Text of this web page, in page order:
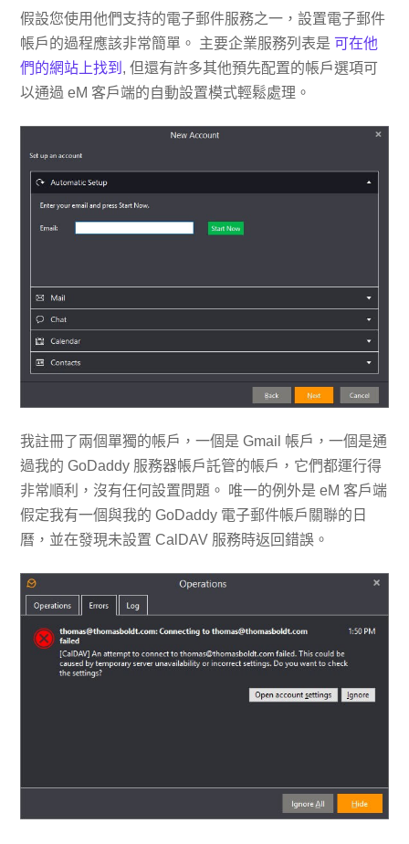
假設您使用他們支持的電子郵件服務之一，設置電子郵件
帳戶的過程應該非常簡單。 主要企業服務列表是 可在他
們的網站上找到 , 但還有許多其他預先配置的帳戶選項可
以通過 eM 客戶端的自動設置模式輕鬆處理。
我註冊了兩個單獨的帳戶，一個是 Gmail 帳戶，一個是通
過我的 GoDaddy 服務器帳戶託管的帳戶，它們都運行得
非常順利，沒有任何設置問題。 唯一的例外是 eM 客戶端
假定我有一個與我的 GoDaddy 電子郵件帳戶關聯的日
曆，並在發現未設置 CalDAV 服務時返回錯誤。